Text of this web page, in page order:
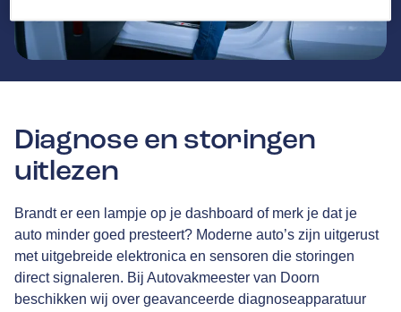
Diagnose en storingen
uitlezen
Brandt er een lampje op je dashboard of merk je dat je
auto minder goed presteert? Moderne auto’s zijn uitgerust
met uitgebreide elektronica en sensoren die storingen
direct signaleren. Bij Autovakmeester van Doorn
beschikken wij over geavanceerde diagnoseapparatuur